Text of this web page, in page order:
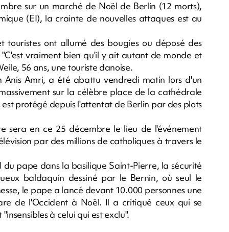
sur un marché de Noël de Berlin (12 morts),
(EI), la crainte de nouvelles attaques est au
ont allumé des bougies ou déposé des
vraiment bien qu'il y ait autant de monde et
56 ans, une touriste danoise.
Amri, a été abattu vendredi matin lors d'un
sur la célèbre place de la cathédrale
protégé depuis l'attentat de Berlin par des plots
sera en ce 25 décembre le lieu de l'événement
par des millions de catholiques à travers le
pape dans la basilique Saint-Pierre, la sécurité
baldaquin dessiné par le Bernin, où seul le
le pape a lancé devant 10.000 personnes une
de l'Occident à Noël. Il a critiqué ceux qui se
à celui qui est exclu".